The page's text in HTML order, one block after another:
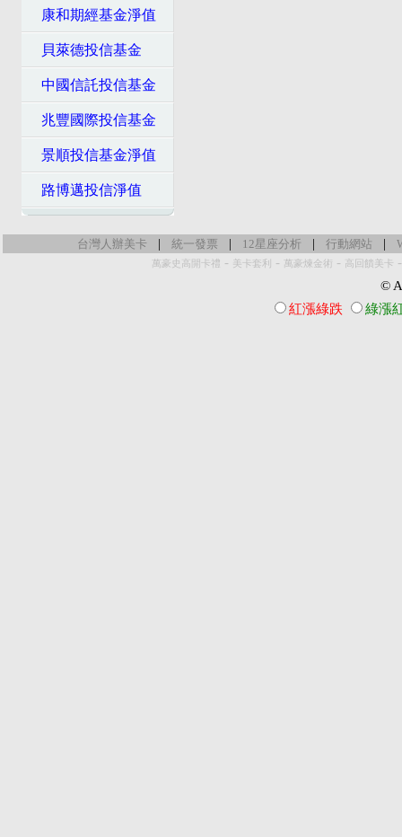
康和期經基金淨值
貝萊德投信基金
中國信託投信基金
兆豐國際投信基金
景順投信基金淨值
路博邁投信淨值
台灣人辦美卡 | 統一發票 | 12星座分析 | 行動網站 |
萬豪史高開卡禮 - 美卡套利 - 萬豪煉金術 - 高回饋美卡
©
紅漲綠跌
綠漲